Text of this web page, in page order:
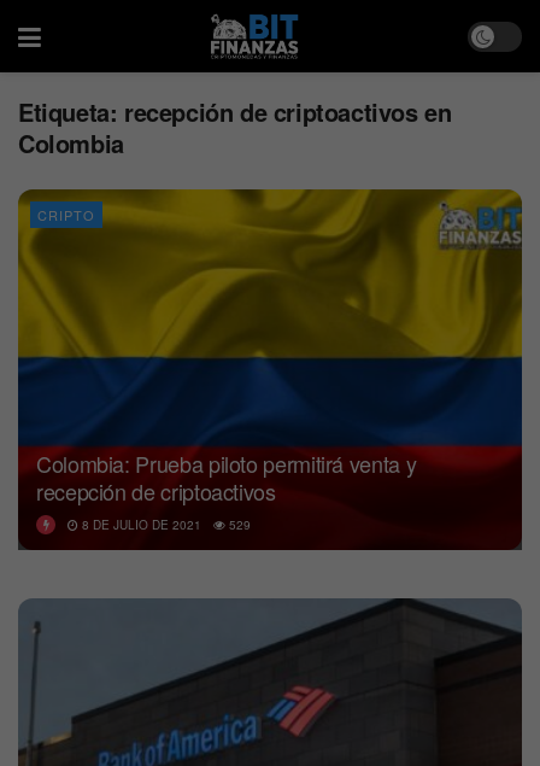
Etiqueta: recepción de criptoactivos en
Colombia
CRIPTO
Colombia: Prueba piloto permitirá venta y
recepción de criptoactivos
8 DE JULIO DE 2021 529